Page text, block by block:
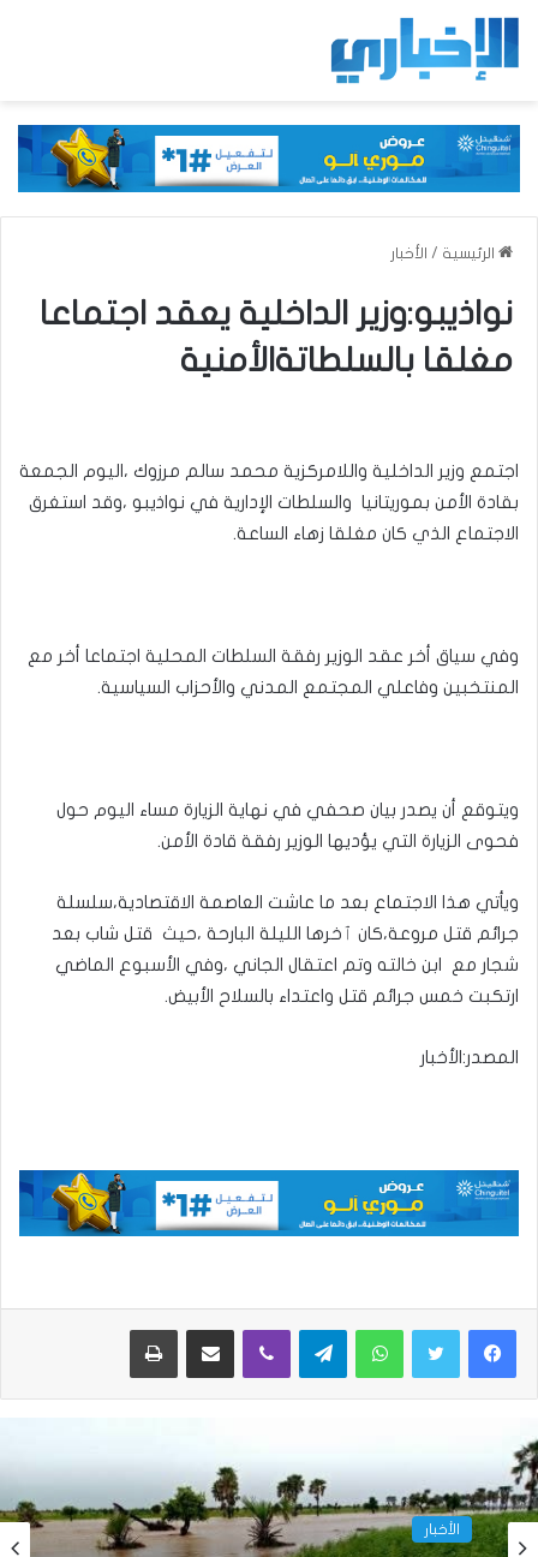
الرئيسية / الأخبار
نواذيبو:وزير الداخلية يعقد اجتماعا
مغلقا بالسلطاتةالأمنية
اجتمع وزير الداخلية واللامركزية محمد سالم مرزوك ،اليوم الجمعة
بقادة الأمن بموريتانيا والسلطات الإدارية في نواذيبو ،وقد استغرق
الاجتماع الذي كان مغلقا زهاء الساعة.
وفي سياق أخر عقد الوزير رفقة السلطات المحلية اجتماعا أخر مع
المنتخبين وفاعلي المجتمع المدني والأحزاب السياسية.
ويتوقع أن يصدر بيان صحفي في نهاية الزيارة مساء اليوم حول
فحوى الزيارة التي يؤديها الوزير رفقة قادة الأمن.
ويأتي هذا الاجتماع بعد ما عاشت العاصمة الاقتصادية،سلسلة
جرائم قتل مروعة،كان ٱخرها الليلة البارحة ،حيث قتل شاب بعد
شجار مع ابن خالته وتم اعتقال الجاني ،وفي الأسبوع الماضي
ارتكبت خمس جرائم قتل واعتداء بالسلاح الأبيض.
المصدر:الأخبار
واتساب تيلقرام ڤايبر مشاركة عبر البريد طباعة
الأخبار